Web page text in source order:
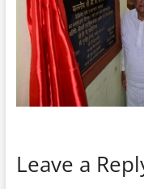
Leave a